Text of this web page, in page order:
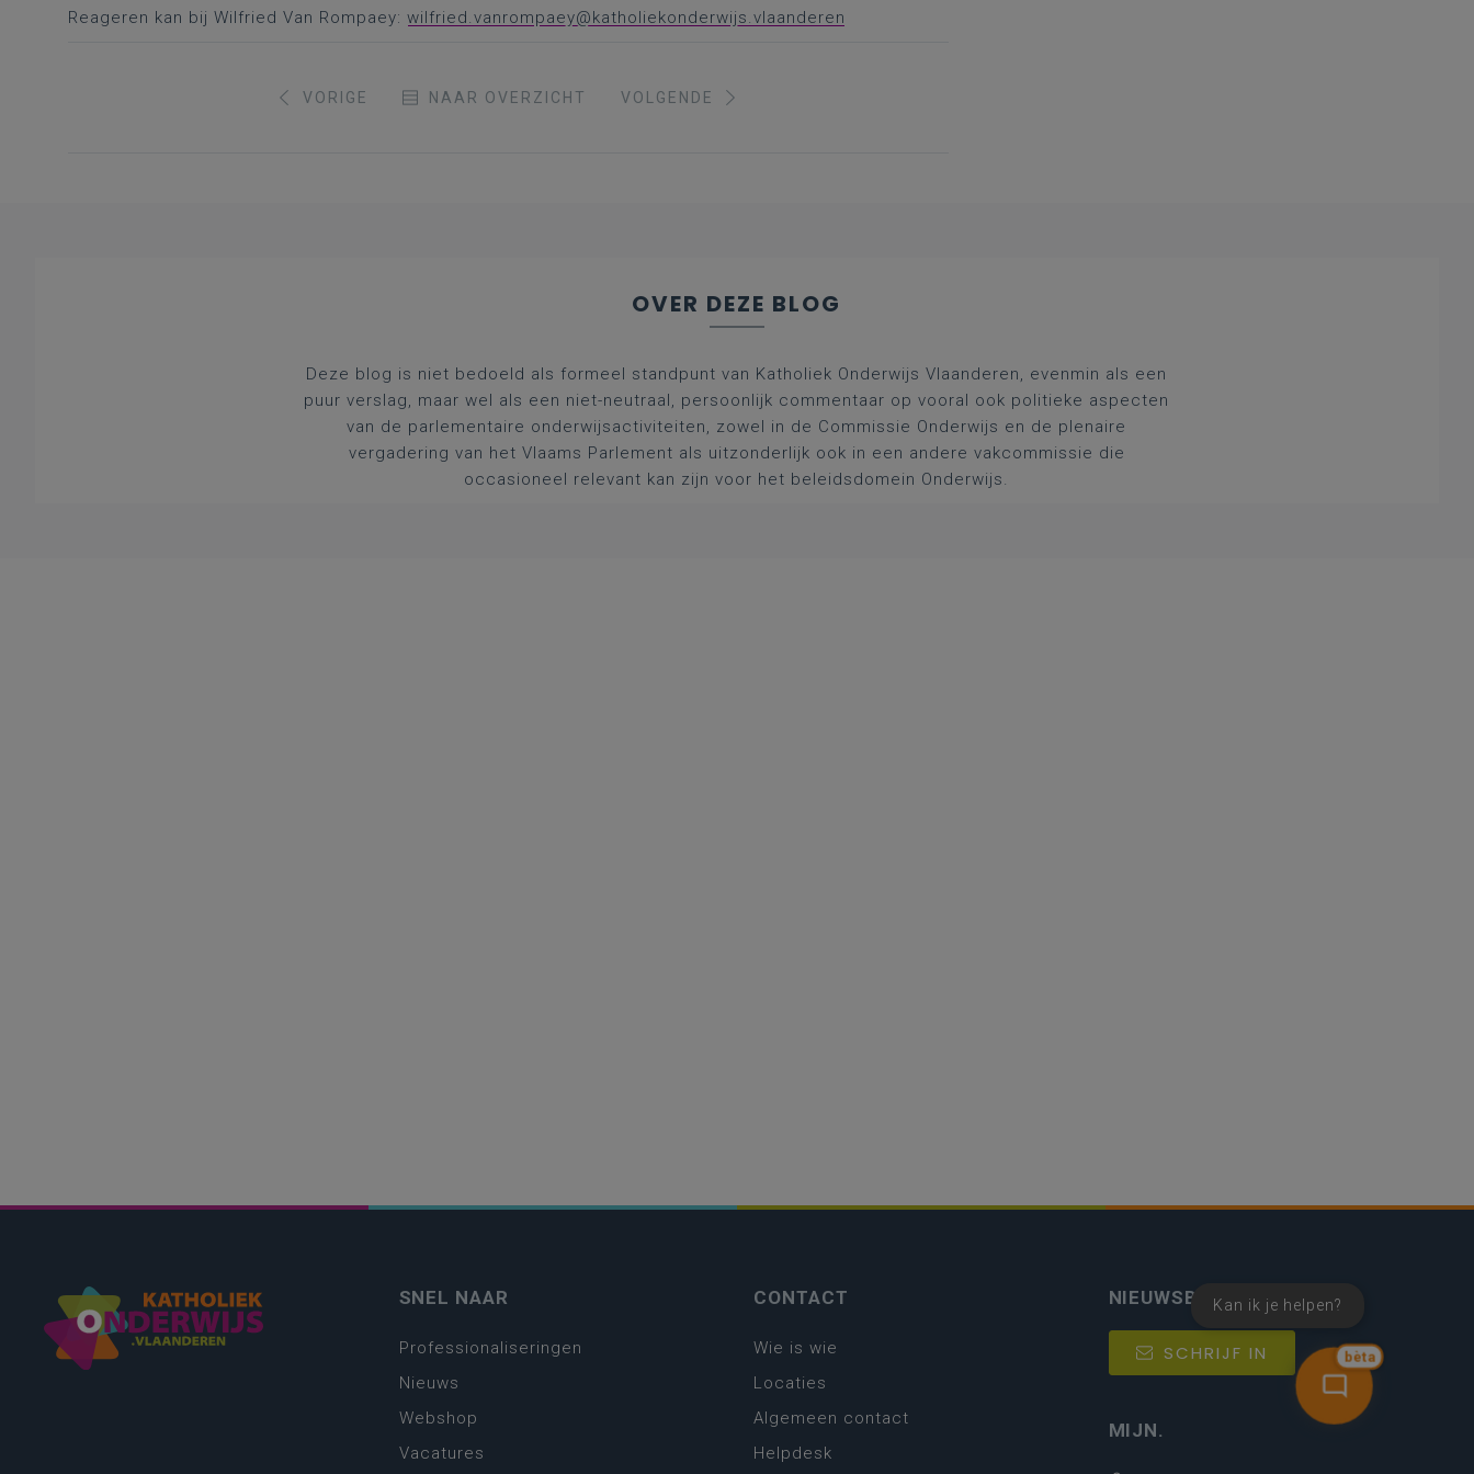
Reageren kan bij Wilfried Van Rompaey: wilfried.vanrompaey@katholiekonderwijs.vlaanderen
VORIGE NAAR OVERZICHT VOLGENDE
OVER DEZE BLOG
Deze blog is niet bedoeld als formeel standpunt van Katholiek Onderwijs Vlaanderen, evenmin als een
puur verslag, maar wel als een niet-neutraal, persoonlijk commentaar op vooral ook politieke aspecten
van de parlementaire onderwijsactiviteiten, zowel in de Commissie Onderwijs en de plenaire
vergadering van het Vlaams Parlement als uitzonderlijk ook in een andere vakcommissie die
occasioneel relevant kan zijn voor het beleidsdomein Onderwijs.
bèta
Kan ik je helpen?
SNEL NAAR
Professionaliseringen
Nieuws
Webshop
Vacatures
CONTACT
Wie is wie
Locaties
Algemeen contact
Helpdesk
NIEUWSBRIEF
SCHRIJF IN
MIJN.